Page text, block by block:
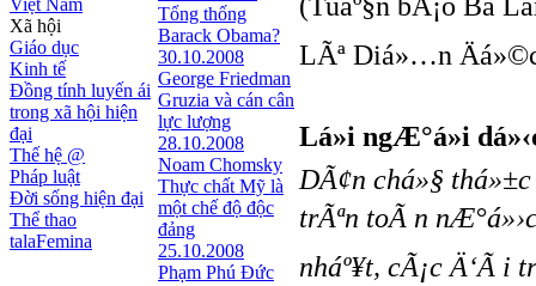
Việt Nam
Xã hội
Giáo dục
Kinh tế
Đồng tính luyến ái
trong xã hội hiện
đại
Thế hệ @
Pháp luật
Đời sống hiện đại
Thể thao
talaFemina
Tổng thống
Barack Obama?
30.10.2008
George Friedman
Gruzia và cán cân
lực lượng
28.10.2008
Noam Chomsky
Thực chất Mỹ là
một chế độ độc
đảng
25.10.2008
Phạm Phú Đức
LÃª Diá»…n
Lá»i ngÆ°á»i
DÃ¢n chá»§
trÃªn toÃ n
nháº¥t, cÃ¡c Ä‘Ã i